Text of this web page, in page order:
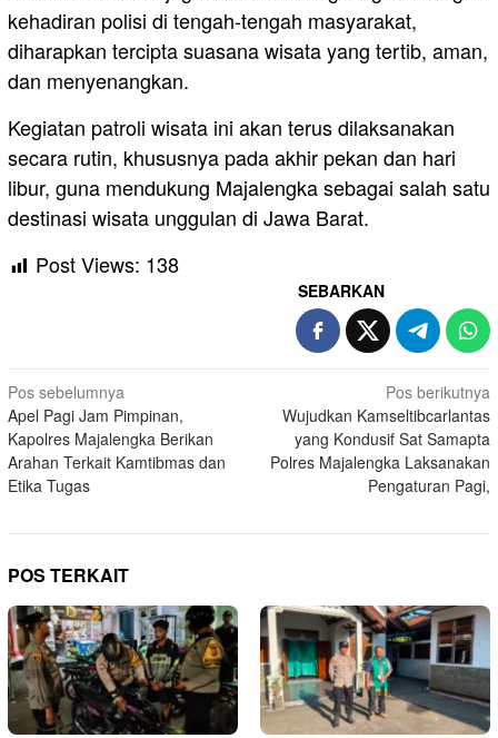
kehadiran polisi di tengah-tengah masyarakat,
diharapkan tercipta suasana wisata yang tertib, aman,
dan menyenangkan.
Kegiatan patroli wisata ini akan terus dilaksanakan
secara rutin, khususnya pada akhir pekan dan hari
libur, guna mendukung Majalengka sebagai salah satu
destinasi wisata unggulan di Jawa Barat.
Post Views: 138
SEBARKAN
Navigasi
pos
Pos sebelumnya
Apel Pagi Jam Pimpinan,
Kapolres Majalengka Berikan
Arahan Terkait Kamtibmas dan
Etika Tugas
Pos berikutnya
Wujudkan Kamseltibcarlantas
yang Kondusif Sat Samapta
Polres Majalengka Laksanakan
Pengaturan Pagi,
POS TERKAIT